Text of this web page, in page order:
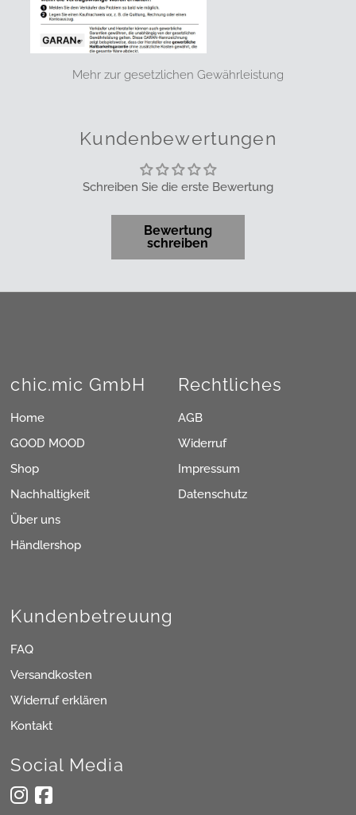
Mehr zur gesetzlichen Gewährleistung
Kundenbewertungen
Schreiben Sie die erste Bewertung
Bewertung
schreiben
chic.mic GmbH
Home
GOOD MOOD
Shop
Nachhaltigkeit
Über uns
Händlershop
Rechtliches
AGB
Widerruf
Impressum
Datenschutz
Kundenbetreuung
FAQ
Versandkosten
Widerruf erklären
Kontakt
Social Media